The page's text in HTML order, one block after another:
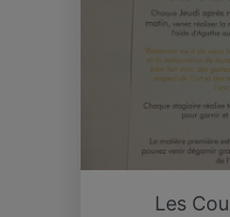
Les